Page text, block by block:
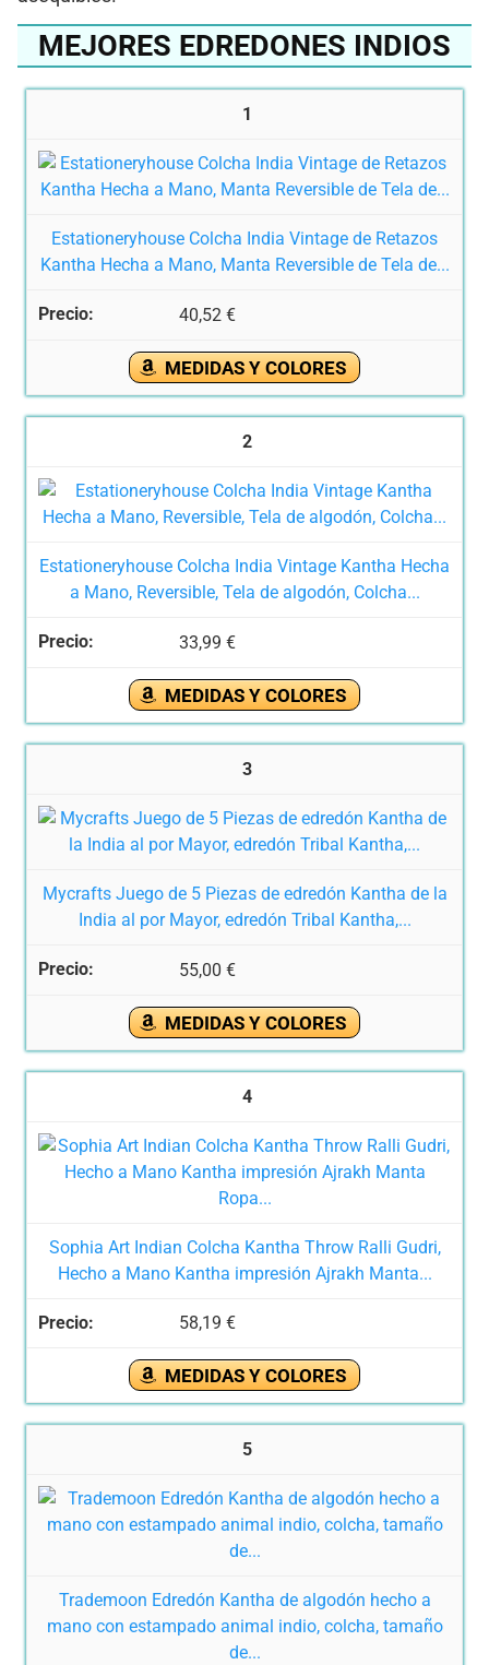
MEJORES EDREDONES INDIOS
1
Estationeryhouse Colcha India Vintage de Retazos
Kantha Hecha a Mano, Manta Reversible de Tela de...
40,52 €
MEDIDAS Y COLORES
2
Estationeryhouse Colcha India Vintage Kantha Hecha
a Mano, Reversible, Tela de algodón, Colcha...
33,99 €
MEDIDAS Y COLORES
3
Mycrafts Juego de 5 Piezas de edredón Kantha de la
India al por Mayor, edredón Tribal Kantha,...
55,00 €
MEDIDAS Y COLORES
4
Sophia Art Indian Colcha Kantha Throw Ralli Gudri,
Hecho a Mano Kantha impresión Ajrakh Manta...
58,19 €
MEDIDAS Y COLORES
5
Trademoon Edredón Kantha de algodón hecho a
mano con estampado animal indio, colcha, tamaño
de...